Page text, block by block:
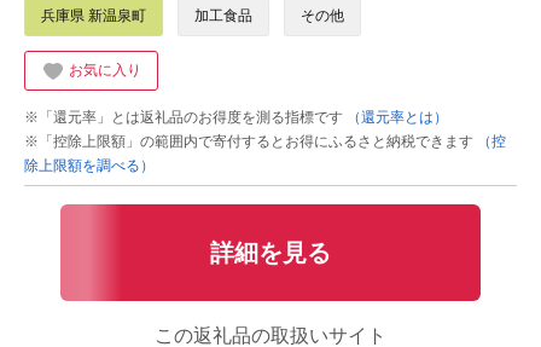
兵庫県 新温泉町 加工食品 その他
お気に入り
※「還元率」とは返礼品のお得度を測る指標です
（還元率とは）
※「控除上限額」の範囲内で寄付するとお得にふるさと納税できます
（控
除上限額を調べる）
詳細を見る
この返礼品の取扱いサイト